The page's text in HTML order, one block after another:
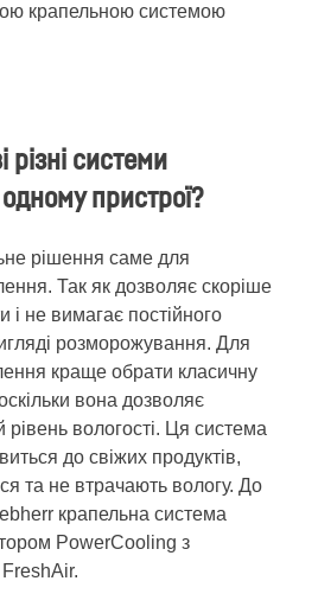
крапельною системою
системи
пристрої?
рішення саме для
Так як дозволяє скоріше
і не вимагає постійного
розморожування. Для
краще обрати класичну
вона дозволяє
вологості. Ця система
до свіжих продуктів,
та не втрачають вологу. До
крапельна система
PowerCooling з